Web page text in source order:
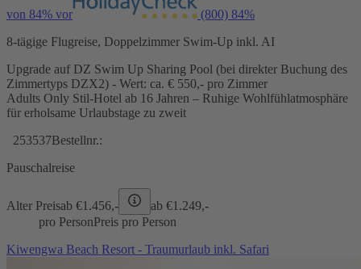
von 84% vor (800) 84%
8-tägige Flugreise, Doppelzimmer Swim-Up inkl. AI
Upgrade auf DZ Swim Up Sharing Pool (bei direkter Buchung des
Zimmertyps DZX2) - Wert: ca. € 550,- pro Zimmer
Adults Only Stil-Hotel ab 16 Jahren – Ruhige Wohlfühlatmosphäre
für erholsame Urlaubstage zu zweit
253537Bestellnr.:
Pauschalreise
Alter Preisab €1.456,- ab €1.249,-
pro PersonPreis pro Person
Kiwengwa Beach Resort - Traumurlaub inkl. Safari